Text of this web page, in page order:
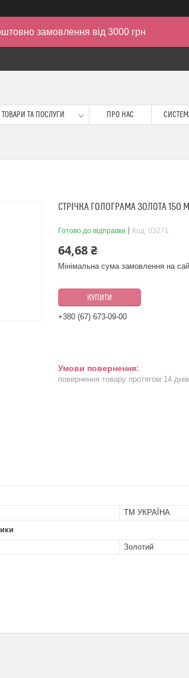
замовлення від 3000 грн
ТОВАРИ ТА ПОСЛУГИ ПРО НАС
СТРІЧКА ГОЛОГРАМА ЗОЛОТА 150
Готово до відправки Код: 03271
64,68 ₴
Мінімальна сума замовлення на
КУПИТИ
+380 (67) 673-09-00
повернення товару протягом 14 днів
ТМ УКРАЇНА
Золотий